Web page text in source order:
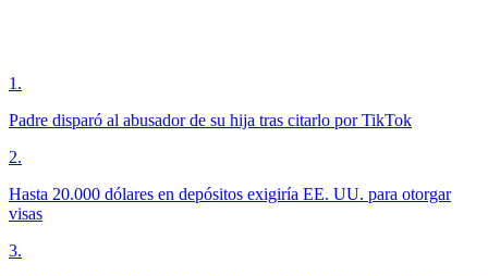
1 .
Padre disparó al abusador de su hija tras citarlo por TikTok
2.
Hasta 20.000 dólares en depósitos exigiría EE. UU. para otorgar
visas
3.